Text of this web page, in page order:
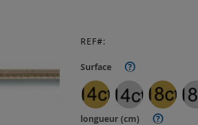
Surface ?
longueur (cm) ?
REF